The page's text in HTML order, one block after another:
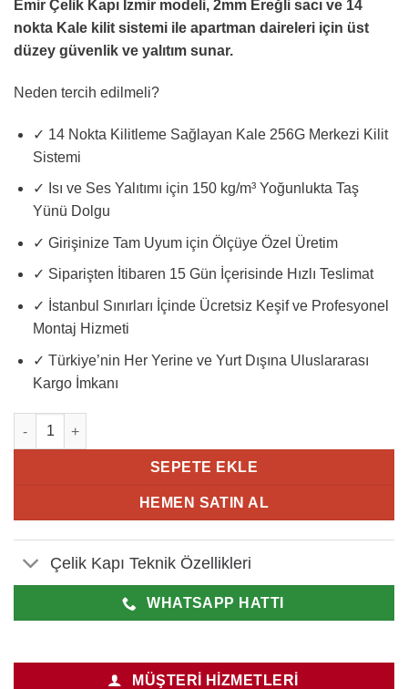
₺65.000,00.
Emir Çelik Kapı İzmir modeli, 2mm Ereğli sacı ve 14
nokta Kale kilit sistemi ile apartman daireleri için üst
düzey güvenlik ve yalıtım sunar.
Neden tercih edilmeli?
✓ 14 Nokta Kilitleme Sağlayan Kale 256G Merkezi Kilit
Sistemi
✓ Isı ve Ses Yalıtımı için 150 kg/m³ Yoğunlukta Taş
Yünü Dolgu
✓ Girişinize Tam Uyum için Ölçüye Özel Üretim
✓ Siparişten İtibaren 15 Gün İçerisinde Hızlı Teslimat
✓ İstanbul Sınırları İçinde Ücretsiz Keşif ve Profesyonel
Montaj Hizmeti
✓ Türkiye’nin Her Yerine ve Yurt Dışına Uluslararası
Kargo İmkanı
Çelik Kapı İzmir adet
SEPETE EKLE
HEMEN SATIN AL
Çelik Kapı Teknik Özellikleri
WHATSAPP HATTI
MÜŞTERI HIZMETLERI